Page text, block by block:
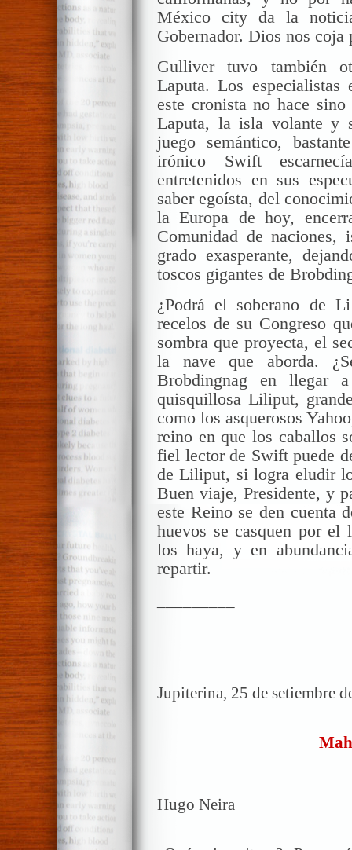
México city da la
Gobernador. Dios nos coja
Gullivertuvo también
Laputa. Los
este cronista no hace
Laputa, la isla volante y
juego semántico,
irónico Swift
entretenidos en sus
saber egoísta, del
la Europa de hoy,
Comunidad de naciones,
grado exasperante,
toscos gigantes de
¿Podrá el soberano de
recelos de su Congreso
sombra que proyecta, el
la nave que aborda.
Brobdingnag en llegar a
quisquillosa Liliput,
como los asquerososYahoo
reino en que los caballos
fiel lector de Swiftpuede
deLiliput, si logra eludir
Buen viaje, Presidente, y
este Reino se den cuenta
huevos secasquen por el
los haya, y en
repartir.
Jupiterina, 25 de setiembre
Hugo Neira